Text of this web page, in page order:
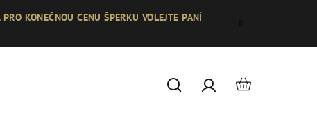
KONEČNOU CENU ŠPERKU VOLEJTE PANÍ
HledatPřihlášení
Nákupní